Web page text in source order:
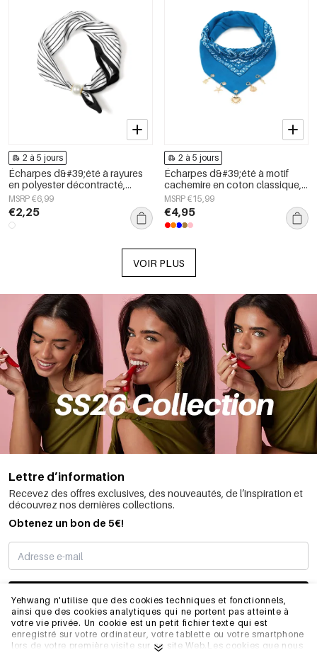
Yehwang n'utilise que des cookies techniques et fonctionnels,
ainsi que des cookies analytiques qui ne portent pas atteinte à
votre vie privée. Un cookie est un petit fichier texte qui est
enregistré sur votre ordinateur, votre tablette ou votre smartphone
lors de votre première visite sur ce site Web.Les cookies que nous
2 à 5 jours
Écharpes d&#39;été à rayures
en polyester décontracté,
accessoires du quotidien
MSRP €6,99
€2,25
2 à 5 jours
Écharpes d&#39;été à motif
cachemire en coton classique,
accessoires du quotidien
MSRP €15,99
€4,95
VOIR PLUS
Lettre d’information
Recevez des offres exclusives, des nouveautés, de l’inspiration et
découvrez nos dernières collections.
Obtenez un bon de 5€!
JE M’INSCRIS
INFORMATIONS